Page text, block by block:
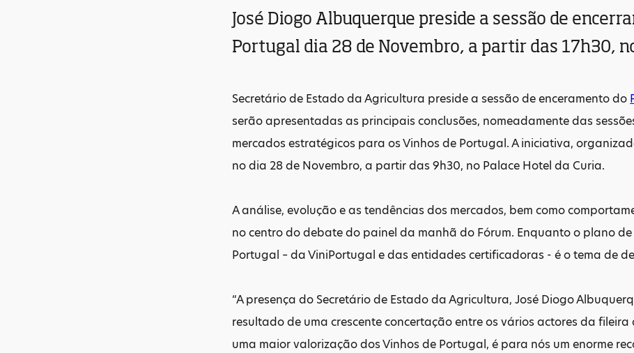
José Diogo Albuquerque preside a sessão de
Portugal dia 28 de Novembro, a partir das 17h30,
Secretário de Estado da Agricultura preside a sessão de enceramento do
serão apresentadas as principais conclusões, nomeadamente das
mercados estratégicos para os Vinhos de Portugal. A iniciativa,
no dia 28 de Novembro, a partir das 9h30, no Palace Hotel da Curia.
A análise, evolução e as tendências dos mercados, bem como
no centro do debate do painel da manhã do Fórum. Enquanto o plano
Portugal – da ViniPortugal e das entidades certificadoras - é o tema de
“A presença do Secretário de Estado da Agricultura, José Diogo
resultado de uma crescente concertação entre os vários actores da
uma maior valorização dos Vinhos de Portugal, é para nós um enorme